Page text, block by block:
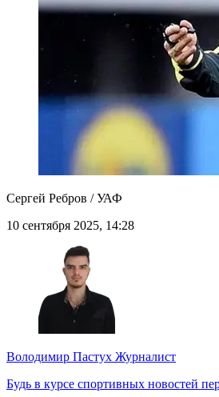
Сергей Ребров / УАФ
10 сентября 2025, 14:28
Володимир Пастух Журналист
Будь в курсе спортивных новостей